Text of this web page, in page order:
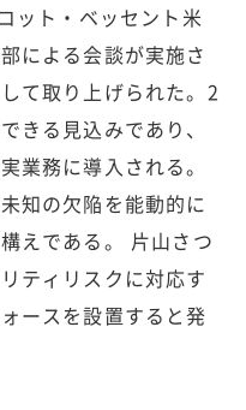
ット・ベッセント米
による会談が実施さ
て取り上げられた。2
きる見込みであり、
業務に導入される。
知の欠陥を能動的に
えである。 片山さつ
ティリスクに対応す
ースを設置すると発